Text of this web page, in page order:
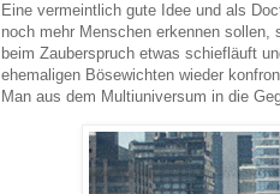
Eine vermeintlich gute Idee und als
noch mehr Menschen erkennen
beim Zauberspruch etwas schiefläuft
ehemaligen Bösewichten wieder
Man aus dem Multiuniversum in die